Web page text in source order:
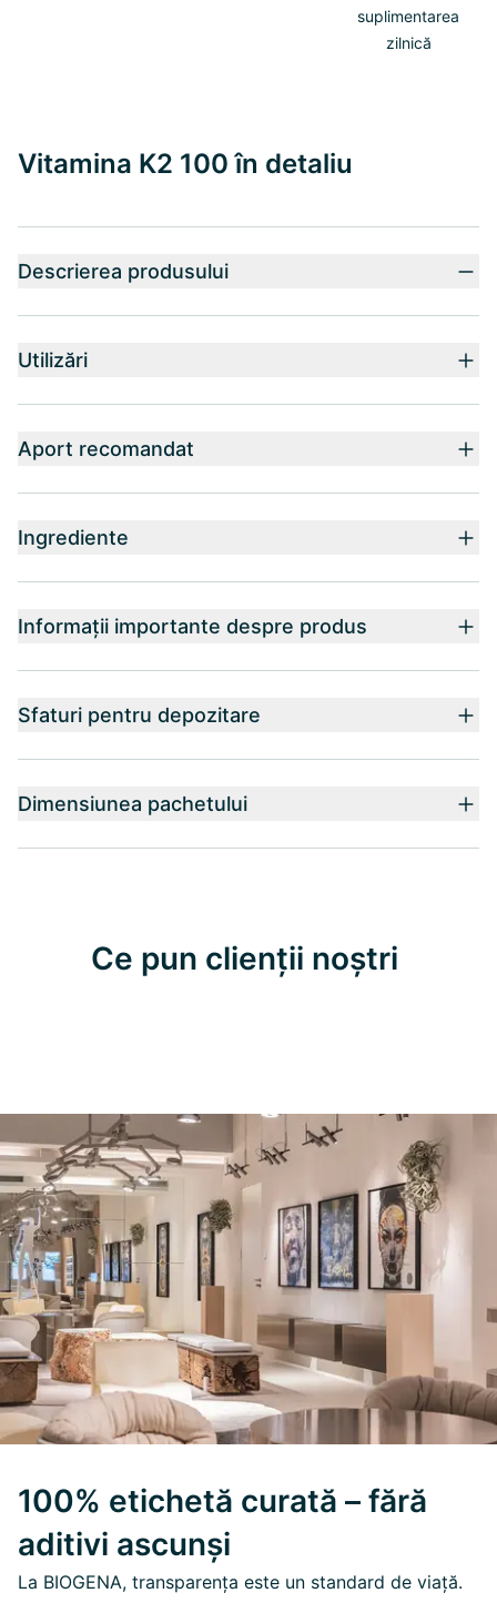
suplimentarea
zilnică
Vitamina K2 100 în detaliu
Descrierea produsului
Utilizări
Aport recomandat
Ingrediente
Informații importante despre produs
Sfaturi pentru depozitare
Dimensiunea pachetului
Ce pun clienții noștri
100% etichetă curată – fără
aditivi ascunși
La BIOGENA, transparența este un standard de viață.